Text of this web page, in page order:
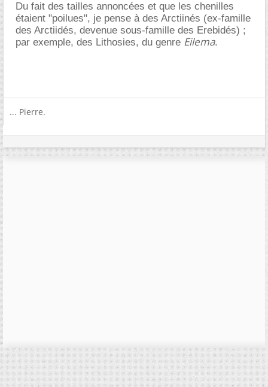
Du fait des tailles annoncées et que les chenilles
étaient "poilues", je pense à des Arctiinés (ex-famille
des Arctiidés, devenue sous-famille des Erebidés) ;
par exemple, des Lithosies, du genre Eilema.
... Pierre.